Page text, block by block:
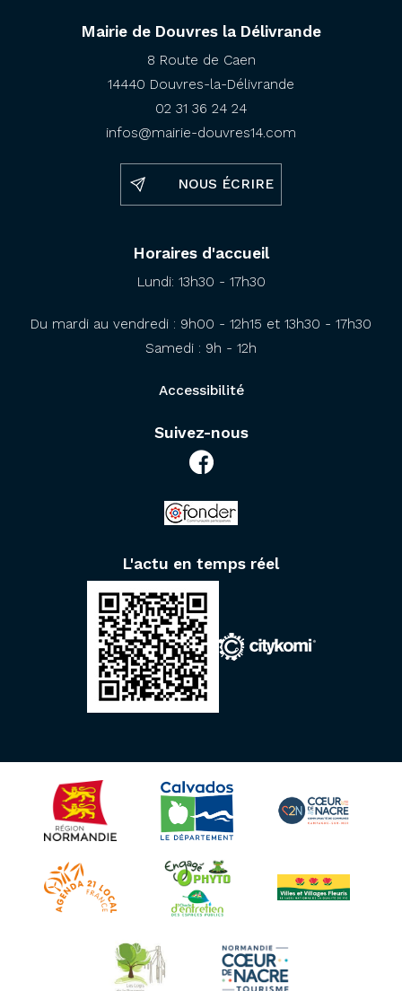
Mairie de Douvres la Délivrande
8 Route de Caen
14440 Douvres-la-Délivrande
02 31 36 24 24
infos@mairie-douvres14.com
NOUS ÉCRIRE
Horaires d'accueil
Lundi: 13h30 - 17h30
Du mardi au vendredi : 9h00 - 12h15 et 13h30 - 17h30
Samedi : 9h - 12h
Accessibilité
Suivez-nous
L'actu en temps réel